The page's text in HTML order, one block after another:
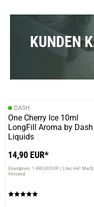
KUNDEN
DASH
One Cherry Ice 10ml
LongFill Aroma by Dash
Liquids
14,90 EUR*
Grundpreis: 1.490,00 EUR / Liter inkl.
Versand